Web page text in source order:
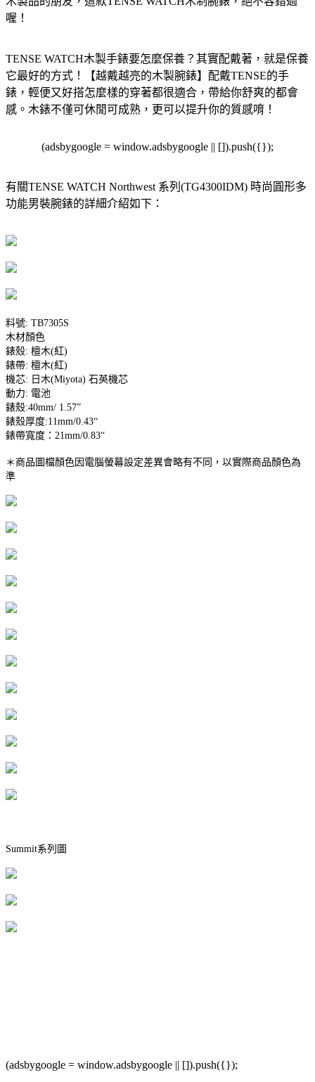
喔！
TENSE WATCH木製手錶要怎麼保養？其實配戴著，就是保養
它最好的方式！【越戴越亮的木製腕錶】配戴TENSE的手
錶，輕便又好搭怎麼樣的穿著都很適合，帶給你舒爽的都會
感。木錶不僅可休閒可成熟，更可以提升你的質感唷！
(adsbygoogle = window.adsbygoogle || []).push({});
有關TENSE WATCH Northwest 系列(TG4300IDM) 時尚圓形多
功能男裝腕錶的詳細介紹如下：
料號: TB7305S
木材顏色
錶殼: 檀木(紅)
錶帶: 檀木(紅)
機芯: 日木(Miyota) 石英機芯
動力: 電池
錶殼:40mm/ 1.57”
錶殼厚度:11mm/0.43“
錶帶寬度：21mm/0.83“
＊商品圖檔顏色因電腦螢幕設定差異會略有不同，以實際商品顏色為
準
Summit系列圖
(adsbygoogle = window.adsbygoogle || []).push({});